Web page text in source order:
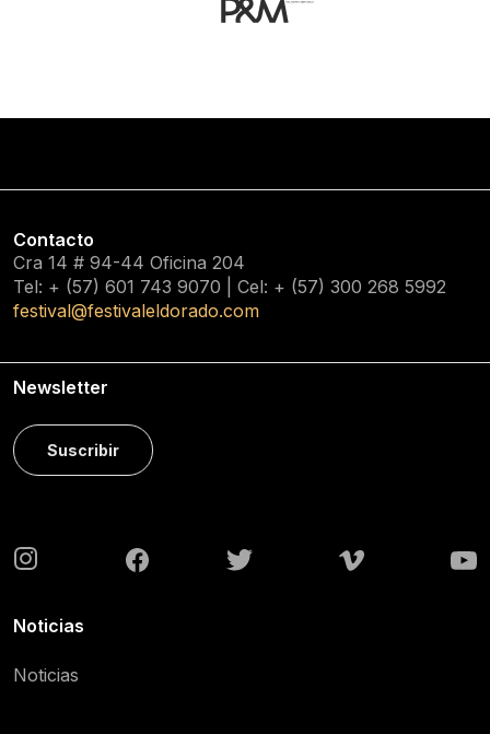
Contacto
Cra 14 # 94-44 Oficina 204
Tel: + (57) 601 743 9070 | Cel: + (57) 300 268 5992
festival@festivaleldorado.com
Newsletter
Suscribir
Noticias
Noticias